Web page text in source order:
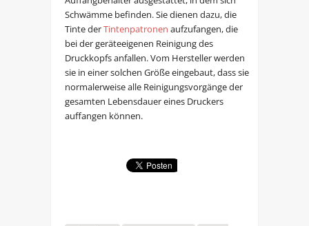
Schwämme befinden. Sie dienen dazu, die
Tinte derTintenpatronen aufzufangen, die
bei der geräteeigenen Reinigung des
Druckkopfs anfallen. Vom Hersteller werden
sie in einer solchen Größe eingebaut, dass sie
normalerweise alle Reinigungsvorgänge der
gesamten Lebensdauer eines Druckers
auffangen können.